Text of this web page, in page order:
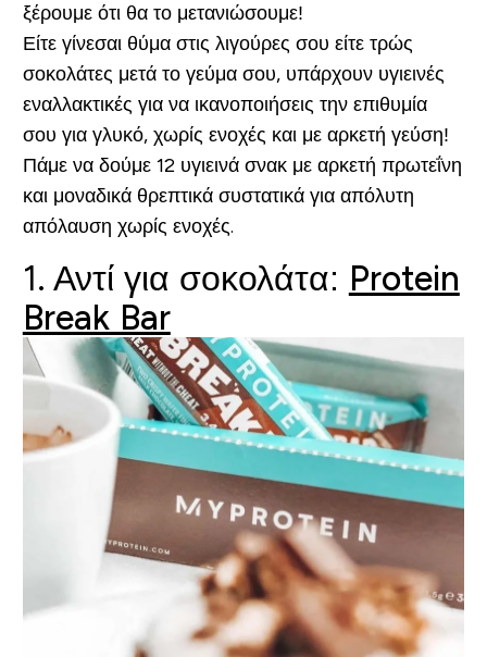
ξέρουμε ότι θα το μετανιώσουμε!
Είτε γίνεσαι θύμα στις λιγούρες σου είτε τρώς
σοκολάτες μετά το γεύμα σου, υπάρχουν υγιεινές
εναλλακτικές για να ικανοποιήσεις την επιθυμία
σου για γλυκό, χωρίς ενοχές και με αρκετή γεύση!
Πάμε να δούμε 12 υγιεινά σνακ με αρκετή πρωτεΐνη
και μοναδικά θρεπτικά συστατικά για απόλυτη
απόλαυση χωρίς ενοχές.
1. Αντί για σοκολάτα: Protein
Break Bar